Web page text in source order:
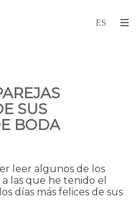
SUS
BODA
leer algunos de los
las que he tenido el
días más felices de sus